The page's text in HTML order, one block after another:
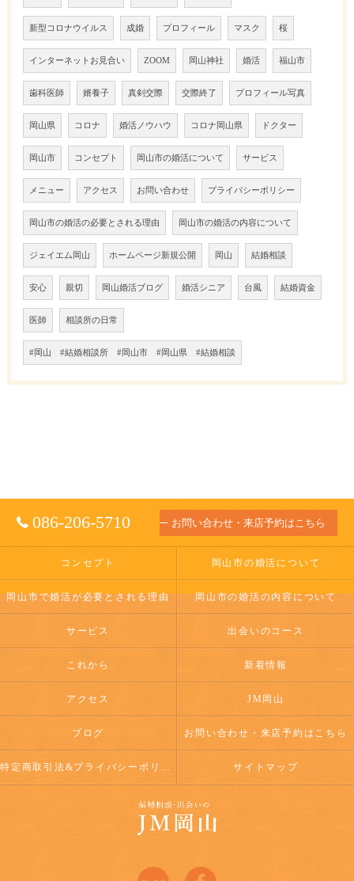
新型コロナウイルス 成婚 プロフィール マスク 桜
インターネットお見合い ZOOM 岡山神社 婚活 福山市
歯科医師 婿養子 真剣交際 交際終了 プロフィール写真
岡山県 コロナ 婚活ノウハウ コロナ岡山県 ドクター
岡山市 コンセプト 岡山市の婚活について サービス
メニュー アクセス お問い合わせ プライバシーポリシー
岡山市の婚活の必要とされる理由 岡山市の婚活の内容について
ジェイエム岡山 ホームページ新規公開 岡山 結婚相談
安心 親切 岡山婚活ブログ 婚活シニア 台風 結婚資金
医師 相談所の日常
#岡山 #結婚相談所 #岡山市 #岡山県 #結婚相談
086-206-5710 お問い合わせ・来店予約はこちら
コンセプト 岡山市の婚活について
岡山市で婚活が必要とされる理由 岡山市の婚活の内容について
サービス 出会いのコース
これから 新着情報
アクセス JM岡山
ブログ お問い合わせ・来店予約はこちら
特定商取引法&プライバシーポリシー サイトマップ